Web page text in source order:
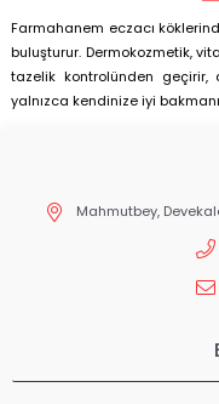
Farmahanem eczacı
buluşturur. Dermokozmetik,
tazelik kontrolünden
yalnızca kendinize iyi
Mahmutbey,